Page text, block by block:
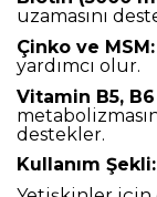
uzamasını
Çinko ve MSM:
yardımcı olur.
Vitamin B5,
destekler.
Kullanım Şekli: